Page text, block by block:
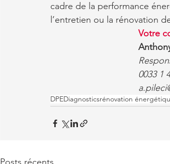
cadre de la performance
l’entretien ou la rénovation
Votre
0033 1
DPEDiagnosticsrénovation